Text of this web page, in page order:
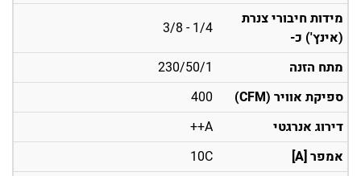
מידות חיבורי צנרת
(אינץ') כ-
1/4 - 3/8
מתח הזנה
230/50/1
ספיקת אוויר (CFM)
400
דירוג אנרגטי
A++
אמפר [A]
10C